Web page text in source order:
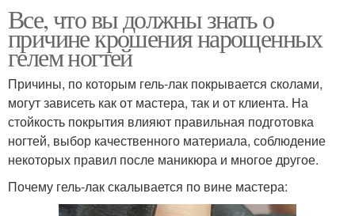
Все, что вы должны знать о
причине крошения нарощенных
гелем ногтей
Причины, по которым гель-лак покрывается сколами,
могут зависеть как от мастера, так и от клиента. На
стойкость покрытия влияют правильная подготовка
ногтей, выбор качественного материала, соблюдение
некоторых правил после маникюра и многое другое.
Почему гель-лак скалывается по вине мастера: